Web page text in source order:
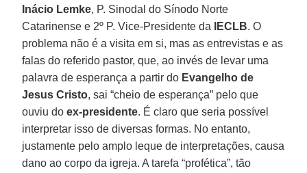
Inácio Lemke, P. Sinodal do Sínodo Norte
Catarinense e 2º P. Vice-Presidente da
IECLB. O
problema não é a visita em si, mas as entrevistas e as
falas do referido pastor, que, ao invés de levar uma
palavra de esperança a partir do Evangelho de
Jesus Cristo, sai “cheio de esperança” pelo que
ouviu doex-presidente. É claro que seria possível
interpretar isso de diversas formas. No entanto,
justamente pelo amplo leque de interpretações, causa
dano ao corpo da igreja. A tarefa “profética”, tão